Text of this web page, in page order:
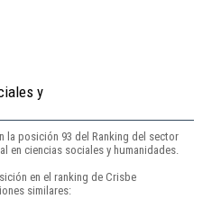
y
la posición 93 del Ranking del sector
en ciencias sociales y humanidades.
en el ranking de Crisbe
similares: